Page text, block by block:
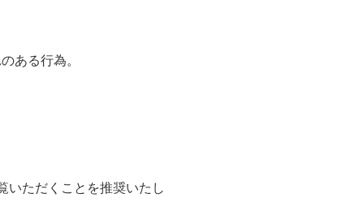
ある行為。
いただくことを推奨いたし